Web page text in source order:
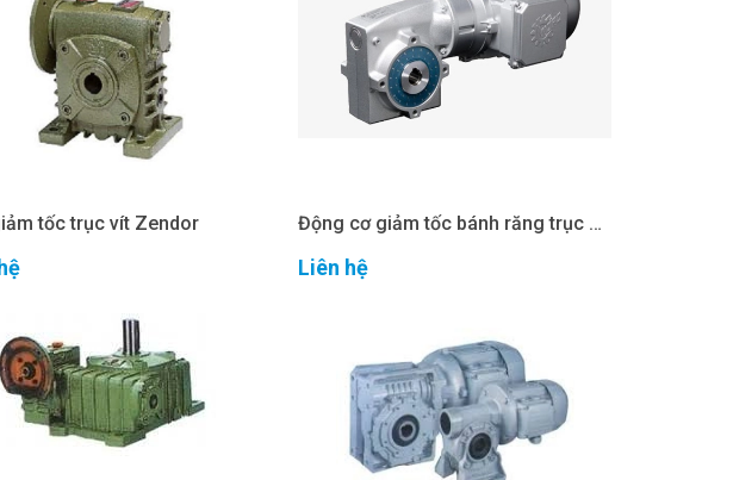
tốc trục vít Zendor Động cơ giảm tốc bánh răng trục vít Nord
Liên hệ